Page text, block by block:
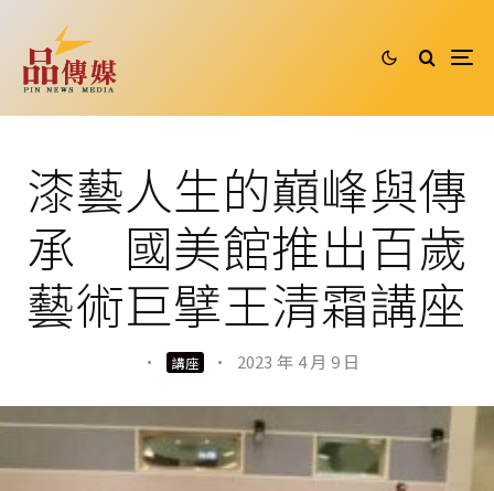
漆藝人生的巔峰與傳
承 國美館推出百歲
藝術巨擘王清霜講座
· 講座 · 2023 年 4 月 9 日